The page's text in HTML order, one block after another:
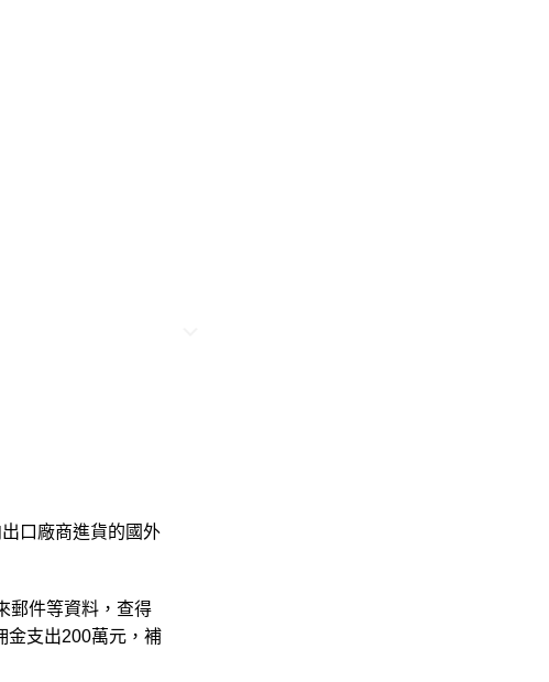
口廠商進貨的國外
郵件等資料，查得
金支出200萬元，補